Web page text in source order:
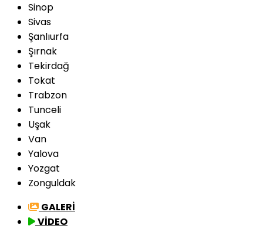
Sinop
Sivas
Şanlıurfa
Şırnak
Tekirdağ
Tokat
Trabzon
Tunceli
Uşak
Van
Yalova
Yozgat
Zonguldak
GALERİ
VİDEO